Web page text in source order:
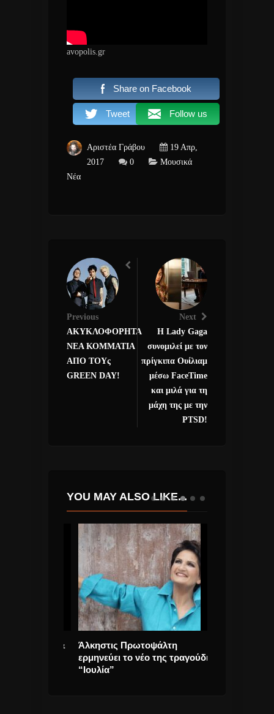
avopolis.gr
Share on Facebook
Tweet Follow us
Αριστέα Γράβου
19 Απρ,
2017
0
Μουσικά
Νέα
Previous
ΑΚΥΚΛΟΦΟΡΗΤΑ
ΝΕΑ ΚΟΜΜΑΤΙΑ
ΑΠΟ ΤΟΥς
GREEN DAY!
Next
Η Lady Gaga
συνομιλεί με τον
πρίγκιπα Ουίλιαμ
μέσω FaceTime
και μιλά για τη
μάχη της με την
PTSD!
YOU MAY ALSO LIKE...
Άλκηστις Πρωτοψάλτη
ερμηνεύει το νέο της τραγούδι
“Ιουλία”